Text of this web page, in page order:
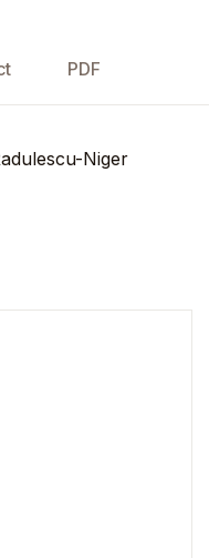
PDF
Niger